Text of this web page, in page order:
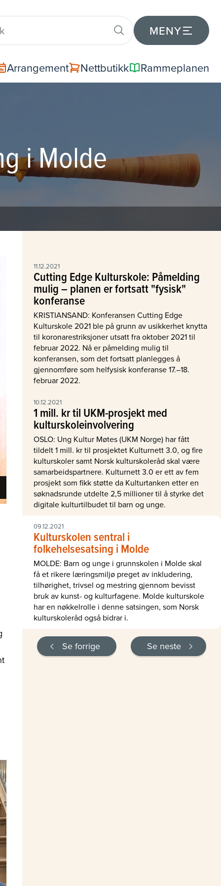
MENY
Arrangement Nettbutikk Rammeplanen
i Molde
11.12.2021
Cutting Edge Kulturskole: Påmelding
mulig – planen er fortsatt "fysisk"
konferanse
KRISTIANSAND: Konferansen Cutting Edge
Kulturskole 2021 ble på grunn av usikkerhet knytta
til koronarestriksjoner utsatt fra oktober 2021 til
februar 2022. Nå er påmelding mulig til
konferansen, som det fortsatt planlegges å
gjennomføre som helfysisk konferanse 17.–18.
februar 2022.
10.12.2021
1 mill. kr til UKM-prosjekt med
kulturskoleinvolvering
OSLO: Ung Kultur Møtes (UKM Norge) har fått
tildelt 1 mill. kr til prosjektet Kulturnett 3.0, og fire
kulturskoler samt Norsk kulturskoleråd skal være
samarbeidspartnere. Kulturnett 3.0 er ett av fem
prosjekt som fikk støtte da Kulturtanken etter en
søknadsrunde utdelte 2,5 millioner til å styrke det
digitale kulturtilbudet til barn og unge.
09.12.2021
Kulturskolen sentral i
folkehelsesatsing i Molde
MOLDE: Barn og unge i grunnskolen i Molde skal
få et rikere læringsmiljø preget av inkludering,
tilhørighet, trivsel og mestring gjennom bevisst
bruk av kunst- og kulturfagene. Molde kulturskole
har en nøkkelrolle i denne satsingen, som Norsk
kulturskoleråd også bidrar i.
Se forrige Se neste